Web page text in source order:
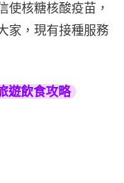
使核糖核酸疫苗，
家，現有接種服務
遊飲食攻略